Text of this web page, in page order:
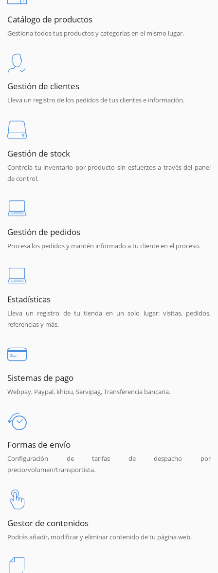
Catálogo de productos
Gestiona todos tus productos y categorías en el mismo lugar.
Gestión de clientes
Lleva un registro de los pedidos de tus clientes e información.
Gestión de stock
Controla tu inventario por producto sin esfuerzos a través del panel
de control.
Gestión de pedidos
Procesa los pedidos y mantén informado a tu cliente en el proceso.
Estadísticas
Lleva un registro de tu tienda en un solo lugar: visitas, pedidos,
referencias y más.
Sistemas de pago
Webpay, Paypal, khipu, Servipag, Transferencia bancaria.
Formas de envío
Configuración de tarifas de despacho por
precio/volumen/transportista.
Gestor de contenidos
Podrás añadir, modificar y eliminar contenido de tu página web.